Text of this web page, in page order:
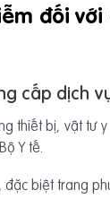
đối
cấp dịch
thiết bị, vật
Y tế.
biệt trang